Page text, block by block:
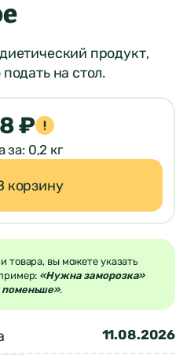
продукт,
на стол.
₽
за: 0,2 кг
корзину
товара, вы можете указать
«Нужна заморозка»
.
11.08.2026